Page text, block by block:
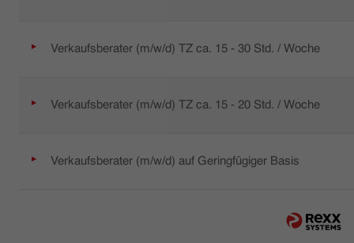
Verkaufsberater (m/w/d) TZ ca. 15 - 30 Std. / Woche
Verkaufsberater (m/w/d) TZ ca. 15 - 20 Std. / Woche
Verkaufsberater (m/w/d) auf Geringfügiger Basis